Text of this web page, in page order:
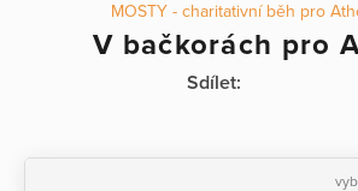
MOSTY - charitativní běh pro
V bačkorách pro
Sdílet: